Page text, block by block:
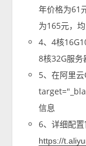
年价格为61
为165元，
4、4核
8核32G服
5、在阿里
信息
6、详细配置
https://